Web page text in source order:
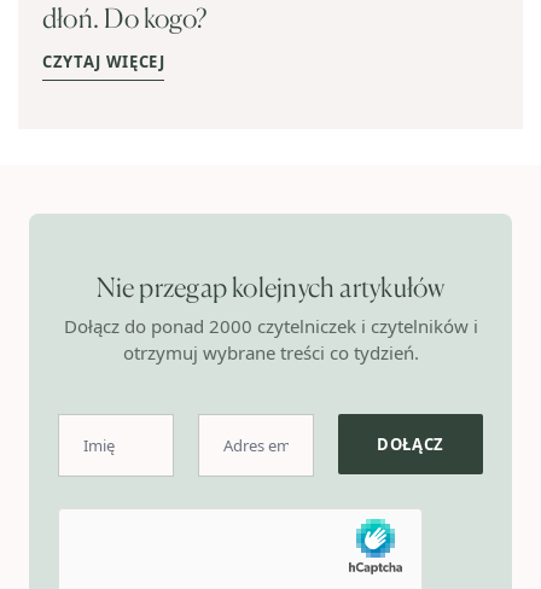
dłoń. Do kogo?
CZYTAJ WIĘCEJ
Nie przegap kolejnych artykułów
Dołącz do ponad 2000 czytelniczek i czytelników i
otrzymuj wybrane treści co tydzień.